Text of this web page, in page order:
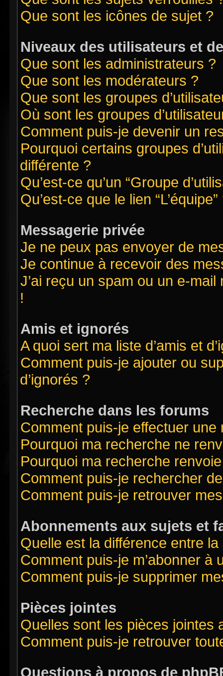
Que sont les icônes de sujet ?
Niveaux des utilisateurs et
Que sont les administrateurs ?
Que sont les modérateurs ?
Que sont les groupes
Où sont les groupes
Comment puis-je devenir un
Pourquoi certains groupes
différente ?
Qu’est-ce qu’un “Groupe
Qu’est-ce que le lien “L’équipe”
Messagerie privée
Je ne peux pas envoyer de
Je continue à recevoir des
J’ai reçu un spam ou un e-
!
Amis et ignorés
A quoi sert ma liste d’amis et
Comment puis-je ajouter ou
d’ignorés ?
Recherche dans les forums
Comment puis-je effectuer
Pourquoi ma recherche ne
Pourquoi ma recherche
Comment puis-je rechercher
Comment puis-je retrouver
Abonnements aux sujets et
Quelle est la différence entre
Comment puis-je m’abonner
Comment puis-je supprimer
Pièces jointes
Quelles sont les pièces jointes
Comment puis-je retrouver
Questions à propos de